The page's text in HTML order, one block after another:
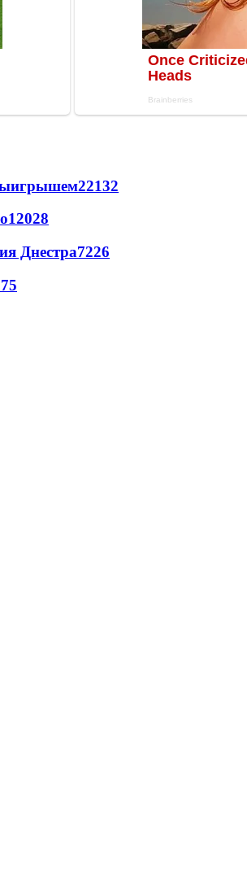
22132
12028
Днестра7226